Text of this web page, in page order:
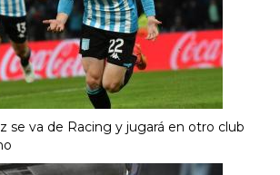
se va de Racing y jugará en otro club